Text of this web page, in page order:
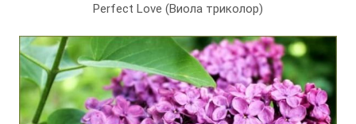
Perfect Love (Виола триколор)